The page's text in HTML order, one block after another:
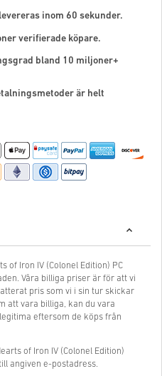
inom 60 sekunder.
verifierade köpare.
bland 10 miljoner+
är helt
of Iron IV (Colonel Edition) PC
Våra billiga priser är för att vi
pris som vi i sin tur skickar
att vara billiga, kan du vara
eftersom de köps från
of Iron IV (Colonel Edition)
angiven e-postadress.